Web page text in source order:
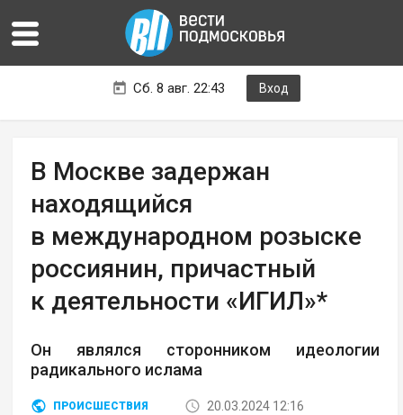
Сб. 8 авг. 22:43 Вход
В Москве задержан
находящийся
в международном розыске
россиянин, причастный
к деятельности «ИГИЛ»*
Он являлся сторонником идеологии
радикального ислама
ПРОИСШЕСТВИЯ
20.03.2024 12:16